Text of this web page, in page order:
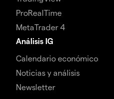
ProRealTime
MetaTrader 4
Análisis IG
Calendario económico
Noticias y análisis
Newsletter